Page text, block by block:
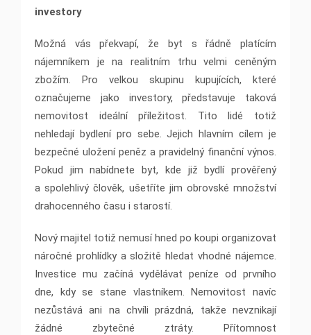
investory
Možná vás překvapí, že byt s řádně platícím
nájemníkem je na realitním trhu velmi ceněným
zbožím. Pro velkou skupinu kupujících, které
označujeme jako investory, představuje taková
nemovitost ideální příležitost. Tito lidé totiž
nehledají bydlení pro sebe. Jejich hlavním cílem je
bezpečné uložení peněz a pravidelný finanční výnos.
Pokud jim nabídnete byt, kde již bydlí prověřený
a spolehlivý člověk, ušetříte jim obrovské množství
drahocenného času i starostí.
Nový majitel totiž nemusí hned po koupi organizovat
náročné prohlídky a složitě hledat vhodné nájemce.
Investice mu začíná vydělávat peníze od prvního
dne, kdy se stane vlastníkem. Nemovitost navíc
nezůstává ani na chvíli prázdná, takže nevznikají
žádné zbytečné ztráty. Přítomnost